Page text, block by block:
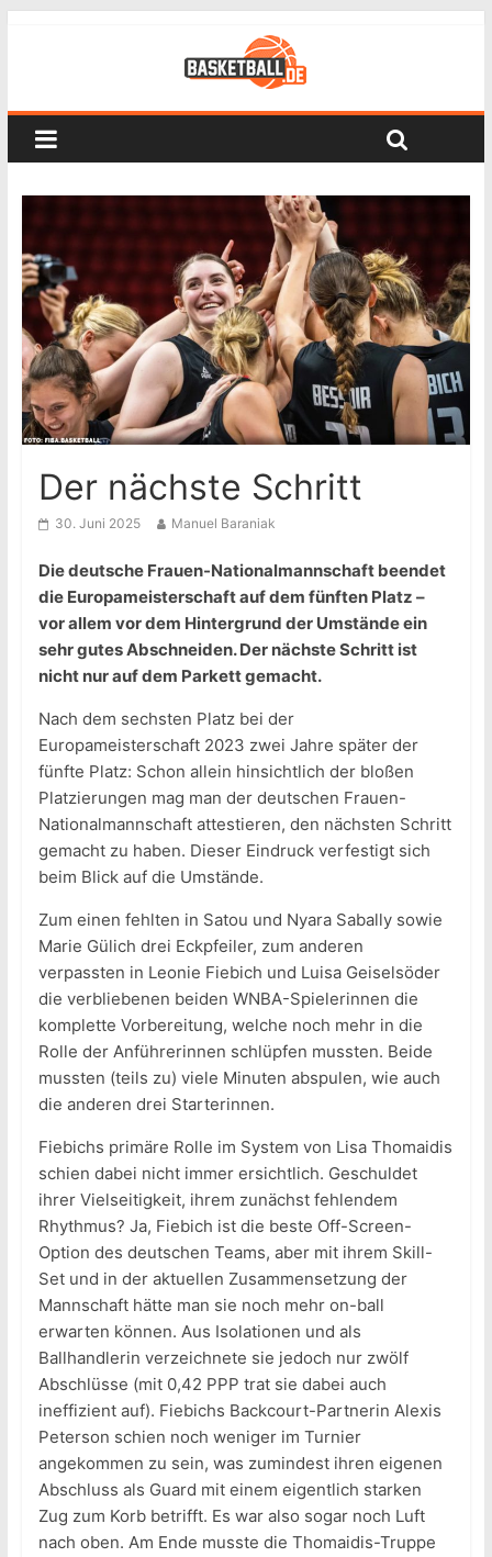
Der nächste Schritt
30. Juni 2025 Manuel Baraniak
Die deutsche Frauen-Nationalmannschaft beendet
die Europameisterschaft auf dem fünften Platz –
vor allem vor dem Hintergrund der Umstände ein
sehr gutes Abschneiden. Der nächste Schritt ist
nicht nur auf dem Parkett gemacht.
Nach dem sechsten Platz bei der
Europameisterschaft 2023 zwei Jahre später der
fünfte Platz: Schon allein hinsichtlich der bloßen
Platzierungen mag man der deutschen Frauen-
Nationalmannschaft attestieren, den nächsten Schritt
gemacht zu haben. Dieser Eindruck verfestigt sich
beim Blick auf die Umstände.
Zum einen fehlten in Satou und Nyara Sabally sowie
Marie Gülich drei Eckpfeiler, zum anderen
verpassten in Leonie Fiebich und Luisa Geiselsöder
die verbliebenen beiden WNBA-Spielerinnen die
komplette Vorbereitung, welche noch mehr in die
Rolle der Anführerinnen schlüpfen mussten. Beide
mussten (teils zu) viele Minuten abspulen, wie auch
die anderen drei Starterinnen.
Fiebichs primäre Rolle im System von Lisa Thomaidis
schien dabei nicht immer ersichtlich. Geschuldet
ihrer Vielseitigkeit, ihrem zunächst fehlendem
Rhythmus? Ja, Fiebich ist die beste Off-Screen-
Option des deutschen Teams, aber mit ihrem Skill-
Set und in der aktuellen Zusammensetzung der
Mannschaft hätte man sie noch mehr on-ball
erwarten können. Aus Isolationen und als
Ballhandlerin verzeichnete sie jedoch nur zwölf
Abschlüsse (mit 0,42 PPP trat sie dabei auch
ineffizient auf). Fiebichs Backcourt-Partnerin Alexis
Peterson schien noch weniger im Turnier
angekommen zu sein, was zumindest ihren eigenen
Abschluss als Guard mit einem eigentlich starken
Zug zum Korb betrifft. Es war also sogar noch Luft
nach oben. Am Ende musste die Thomaidis-Truppe